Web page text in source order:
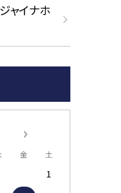
ャイナホ
金 土
1